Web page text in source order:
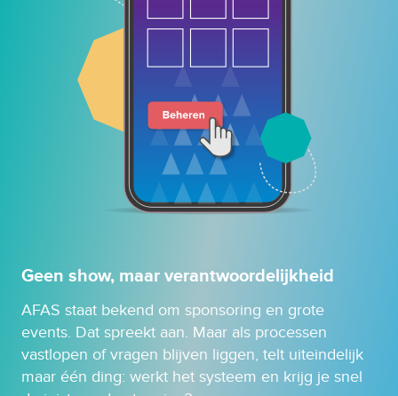
Geen show, maar verantwoordelijkheid
AFAS staat bekend om sponsoring en grote
events. Dat spreekt aan. Maar als processen
vastlopen of vragen blijven liggen, telt uiteindelijk
maar één ding: werkt het systeem en krijg je snel